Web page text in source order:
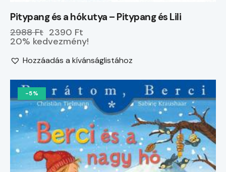
Pitypang és a hókutya – Pitypang és Lili
2988 Ft 2390 Ft
20% kedvezmény!
Hozzáadás a kívánságlistához
-5%